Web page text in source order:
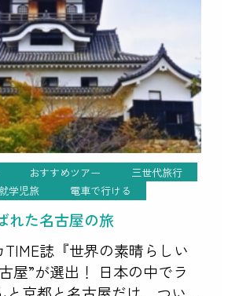
おすすめツアー
三世代旅行
学児旅 電車で行ける
れた名古屋の旅
TIME誌『世界の素晴らしい
屋”が選出！ 日本の中でラ